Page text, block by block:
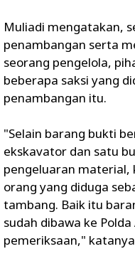
Muliadi mengatakan,
penambangan serta
seorang pengelola,
beberapa saksi yang
penambangan itu.
"Selain barang bukti
ekskavator dan satu
pengeluaran material,
orang yang diduga
tambang. Baik itu
sudah dibawa ke
pemeriksaan,"